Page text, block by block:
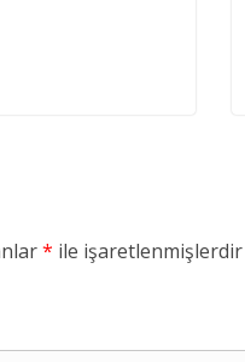
* ile işaretlenmişlerdir